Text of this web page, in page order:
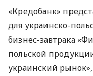
«Кредобанк»
для украинско-
бизнес-завтрака
польской
украинский